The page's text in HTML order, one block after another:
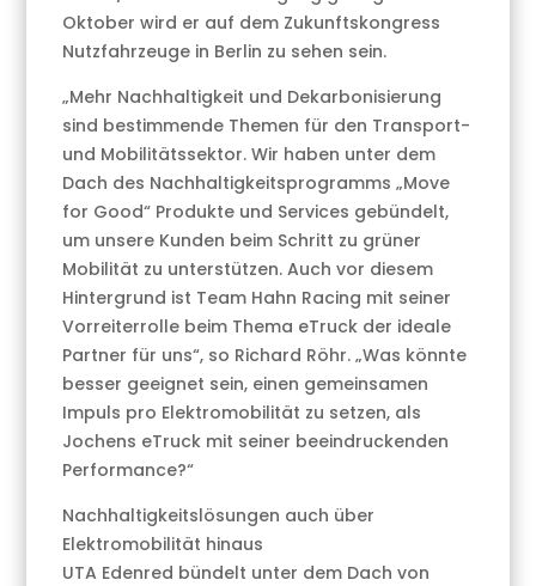
Oktober wird er auf dem Zukunftskongress
Nutzfahrzeuge in Berlin zu sehen sein.
„Mehr Nachhaltigkeit und Dekarbonisierung
sind bestimmende Themen für den Transport-
und Mobilitätssektor. Wir haben unter dem
Dach des Nachhaltigkeitsprogramms „Move
for Good“ Produkte und Services gebündelt,
um unsere Kunden beim Schritt zu grüner
Mobilität zu unterstützen. Auch vor diesem
Hintergrund ist Team Hahn Racing mit seiner
Vorreiterrolle beim Thema eTruck der ideale
Partner für uns“, so Richard Röhr. „Was könnte
besser geeignet sein, einen gemeinsamen
Impuls pro Elektromobilität zu setzen, als
Jochens eTruck mit seiner beeindruckenden
Performance?“
Nachhaltigkeitslösungen auch über
Elektromobilität hinaus
UTA Edenred bündelt unter dem Dach von